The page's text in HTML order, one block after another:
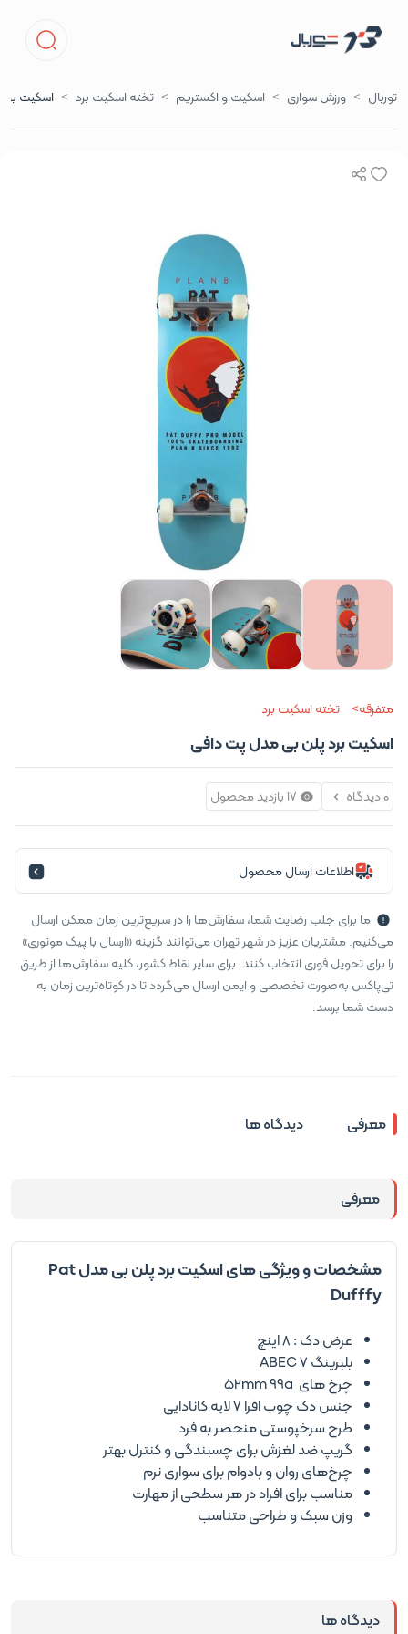
توربال ورزش‌ سواری اسکیت و اکستریم تخته اسکیت برد اسکیت
متفرقه تخته اسکیت برد
اسکیت برد پلن بی مدل پت دافی
0 دیدگاه 17 بازدید محصول
اطلاعات ارسال محصول
ما برای جلب رضایت شما، سفارش‌ها را در سریع‌ترین زمان ممکن ارسال
می‌کنیم. مشتریان عزیز در شهر تهران می‌توانند گزینه «ارسال با پیک موتوری»
را برای تحویل فوری انتخاب کنند. برای سایر نقاط کشور، کلیه سفارش‌ها از طریق
تی‌پاکس به‌صورت تخصصی و ایمن ارسال می‌گردد تا در کوتاه‌ترین زمان به
دست شما برسد.
معرفی دیدگاه ها
معرفی
مشخصات و ویژگی های اسکیت برد پلن بی مدل Pat
Dufffy
عرض دک : 8 اینچ
بلبرینگ ABEC 7
چرخ های 52mm 99a
جنس دک چوب افرا 7 لایه کانادایی
طرح سرخپوستی منحصر به فرد
گریپ ضد لغزش برای چسبندگی و کنترل بهتر
چرخ‌های روان و بادوام برای سواری نرم
مناسب برای افراد در هر سطحی از مهارت
وزن سبک و طراحی متناسب
دیدگاه ها